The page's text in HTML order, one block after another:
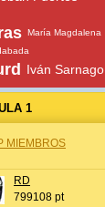
María Magdalena
Iván Sarnago
1
MIEMBROS
RD
799108 pt